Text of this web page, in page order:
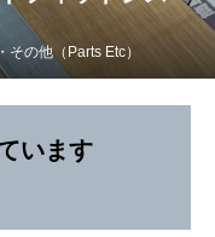
その他（Parts Etc）
います